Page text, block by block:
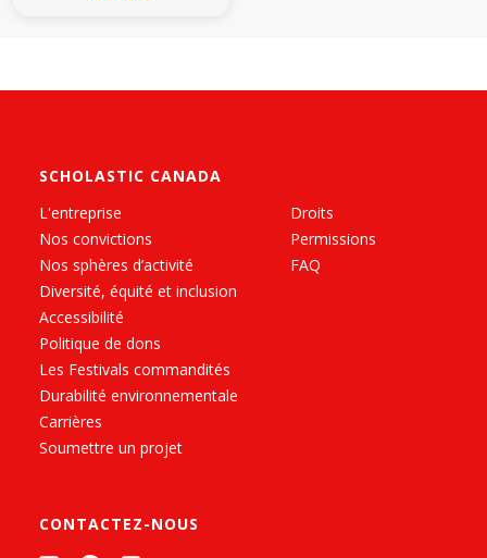
SCHOLASTIC CANADA
L'entreprise
Nos convictions
Nos sphères d’activité
Diversité, équité et inclusion
Accessibilité
Politique de dons
Les Festivals commandités
Durabilité environnementale
Carrières
Soumettre un projet
Droits
Permissions
FAQ
CONTACTEZ-NOUS